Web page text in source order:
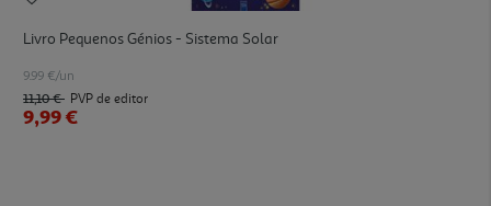
Livro Pequenos Génios - Sistema Solar
9.99 €/un
11,10 € PVP de editor
9,99 €